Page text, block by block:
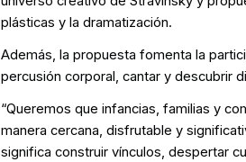
plásticas y la dramatización.
Además, la propuesta fomenta la
percusión corporal, cantar y descubrir
“Queremos que infancias, familias y
manera cercana, disfrutable y
significa construir vínculos, despertar